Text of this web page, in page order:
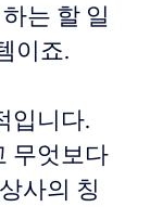
는 할 일
이죠.
입니다.
무엇보다
사의 칭